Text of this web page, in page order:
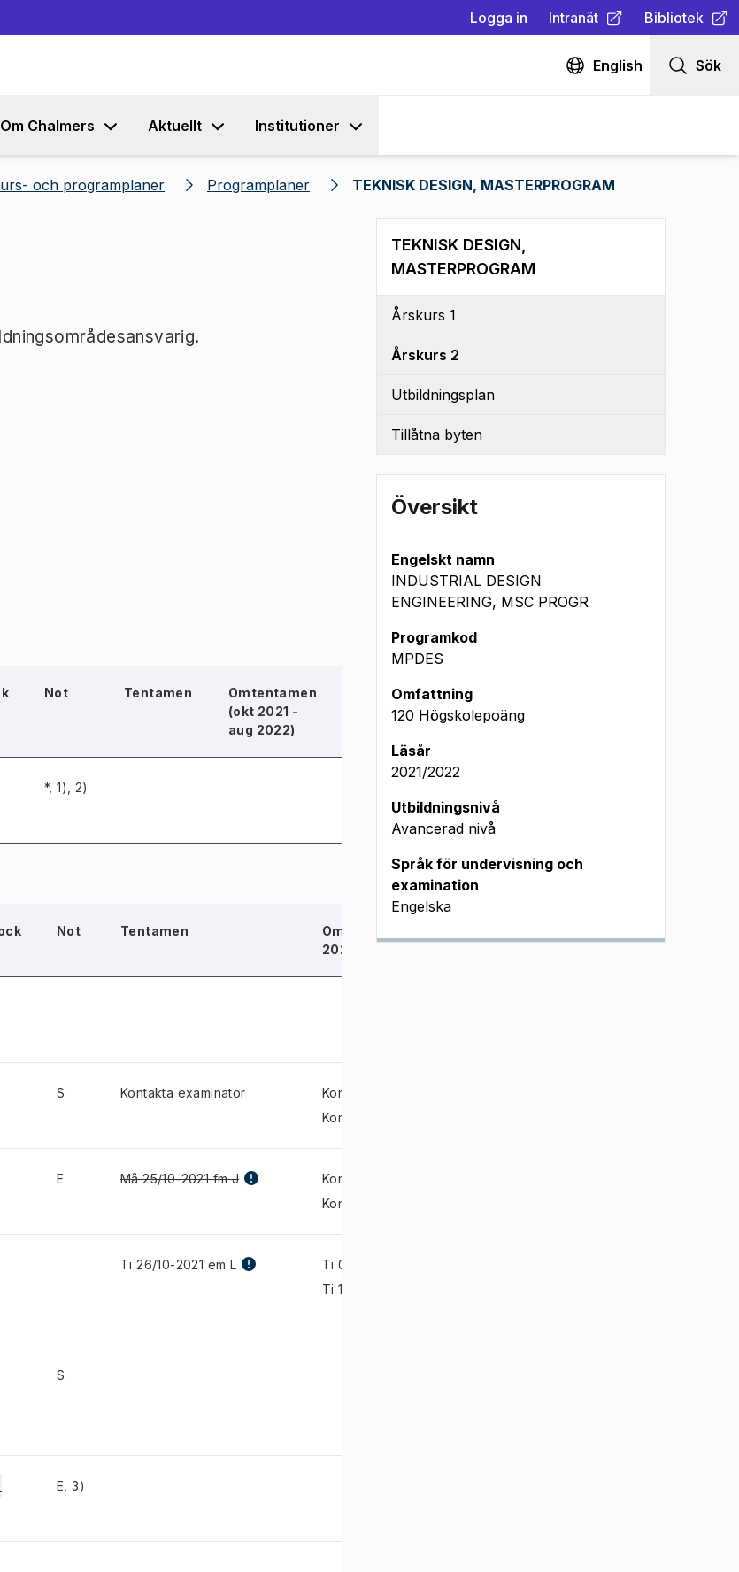
Logga in Intranät
(Öppnas i ny flik)
Bibliotek
(Öppnas i ny
English Sök
Om Chalmers Aktuellt Institutioner
och programplaner Programplaner TEKNISK DESIGN, MASTERPROGRAM
Not Tentamen
Omtentamen
(okt 2021 -
aug 2022)
*, 1), 2)
Not Tentamen
Omtentamen (okt
2021 - aug 2022)
S Kontakta examinator
Kontakta examinator
Kontakta examinator
E Må 25/10-2021 fm J
Kontakta examinator
Kontakta examinator
Ti 26/10-2021 em L
Ti 04/01-2022 em J
Ti 16/08-2022 em J
S
E, 3)
TEKNISK DESIGN,
MASTERPROGRAM
Årskurs 1
Årskurs 2
Utbildningsplan
Tillåtna byten
Översikt
Engelskt namn
INDUSTRIAL DESIGN
ENGINEERING, MSC PROGR
Programkod
MPDES
Omfattning
120 Högskolepoäng
Läsår
2021/2022
Utbildningsnivå
Avancerad nivå
Språk för undervisning och
examination
Engelska